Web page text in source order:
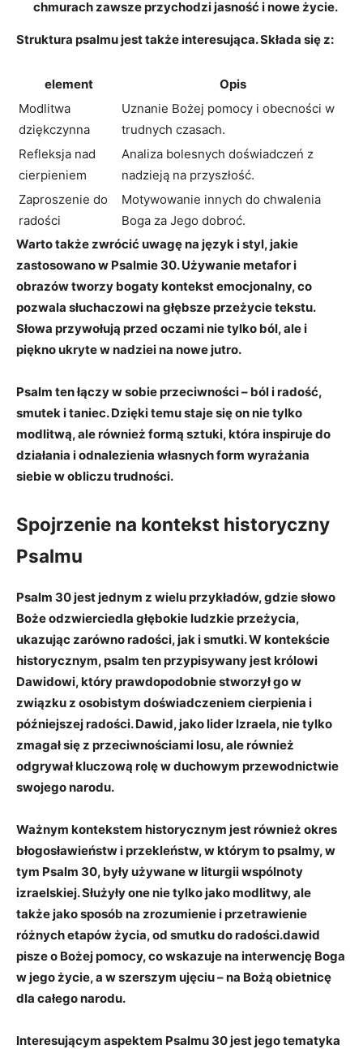
chmurach zawsze przychodzi jasność i nowe życie.
Struktura psalmu jest także interesująca. Składa się z:
element
Opis
Modlitwa
dziękczynna
Uznanie Bożej pomocy i obecności w
trudnych czasach.
Refleksja nad
cierpieniem
Analiza bolesnych doświadczeń z
nadzieją na przyszłość.
Zaproszenie do
radości
Motywowanie innych do chwalenia
Boga za Jego dobroć.
Warto także zwrócić uwagę na język i styl, jakie
zastosowano w Psalmie 30. Używanie metafor i
obrazów tworzy bogaty kontekst emocjonalny, co
pozwala słuchaczowi na głębsze przeżycie tekstu.
Słowa przywołują przed oczami nie tylko ból, ale i
piękno ukryte w nadziei na nowe jutro.
Psalm ten łączy w sobie przeciwności – ból i radość,
smutek i taniec. Dzięki temu staje się on nie tylko
modlitwą, ale również formą sztuki, która inspiruje do
działania i odnalezienia własnych form wyrażania
siebie w obliczu trudności.
Spojrzenie na kontekst historyczny
Psalmu
Psalm 30 jest jednym z wielu przykładów, gdzie słowo
Boże odzwierciedla głębokie ludzkie przeżycia,
ukazując zarówno radości, jak i smutki. W kontekście
historycznym, psalm ten przypisywany jest królowi
Dawidowi, który prawdopodobnie stworzył go w
związku z osobistym doświadczeniem cierpienia i
późniejszej radości. Dawid, jako lider Izraela, nie tylko
zmagał się z przeciwnościami losu, ale również
odgrywał kluczową rolę w duchowym przewodnictwie
swojego narodu.
Ważnym kontekstem historycznym jest również okres
błogosławieństw i przekleństw, w którym to psalmy, w
tym Psalm 30, były używane w liturgii wspólnoty
izraelskiej. Służyły one nie tylko jako modlitwy, ale
także jako sposób na zrozumienie i przetrawienie
różnych etapów życia, od smutku do radości.dawid
pisze o Bożej pomocy, co wskazuje na interwencję Boga
w jego życie, a w szerszym ujęciu – na Bożą obietnicę
dla całego narodu.
Interesującym aspektem Psalmu 30 jest jegotematyka